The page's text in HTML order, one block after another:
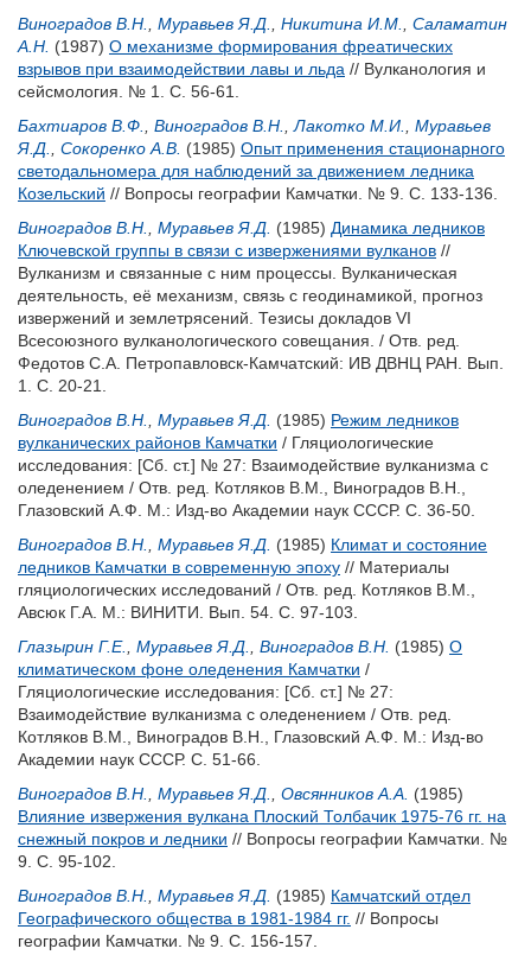
Виноградов В.Н.
Муравьев Я.Д. Никитина И.М.
Саламатин
А.Н. (1987) О механизме формирования фреатических
взрывов при взаимодействии лавы и льда // Вулканология и
сейсмология. № 1. С. 56-61.
Бахтиаров В.Ф.
Виноградов В.Н. Лакотко М.И.
Муравьев
Я.Д.
Сокоренко А.В. (1985) Опыт применения стационарного
светодальномера для наблюдений за движением ледника
Козельский // Вопросы географии Камчатки. № 9. С. 133-136.
Виноградов В.Н.
Муравьев Я.Д. (1985) Динамика ледников
Ключевской группы в связи с извержениями вулканов //
Вулканизм и связанные с ним процессы. Вулканическая
деятельность, её механизм, связь с геодинамикой, прогноз
извержений и землетрясений. Тезисы докладов VI
Всесоюзного вулканологического совещания. / Отв. ред.
Федотов С.А. Петропавловск-Камчатский: ИВ ДВНЦ РАН. Вып.
1. С. 20-21.
Виноградов В.Н.
Муравьев Я.Д. (1985) Режим ледников
вулканических районов Камчатки / Гляциологические
исследования: [Сб. ст.] № 27: Взаимодействие вулканизма с
оледенением / Отв. ред. Котляков В.М. Виноградов В.Н.
Глазовский А.Ф.
М.: Изд-во Академии наук СССР. С. 36-50.
Виноградов В.Н.
Муравьев Я.Д. (1985) Климат и состояние
ледников Камчатки в современную эпоху // Материалы
гляциологических исследований / Отв. ред. Котляков В.М.
Авсюк Г.А. М.: ВИНИТИ. Вып. 54. С. 97-103.
Глазырин Г.Е.
Муравьев Я.Д. Виноградов В.Н. (1985) О
климатическом фоне оледенения Камчатки /
Гляциологические исследования: [Сб. ст.] № 27:
Взаимодействие вулканизма с оледенением / Отв. ред.
Котляков В.М.
Виноградов В.Н. Глазовский А.Ф.
М.: Изд-во
Академии наук СССР. С. 51-66.
Виноградов В.Н.
Муравьев Я.Д. Овсянников А.А. (1985)
Влияние извержения вулкана Плоский Толбачик 1975-76 гг. на
снежный покров и ледники // Вопросы географии Камчатки. №
9. С. 95-102.
Виноградов В.Н.
Муравьев Я.Д. (1985) Камчатский отдел
Географического общества в 1981-1984 гг. // Вопросы
географии Камчатки. № 9. С. 156-157.